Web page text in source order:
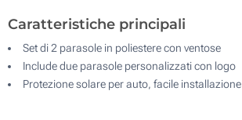
Caratteristiche principali
Set di 2 parasole in poliestere con ventose
Include due parasole personalizzati con logo
Protezione solare per auto, facile installazione